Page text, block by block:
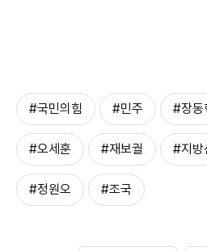
#국민의힘 #민주 #장동
#오세훈 #재보궐 #지방
#정원오 #조국